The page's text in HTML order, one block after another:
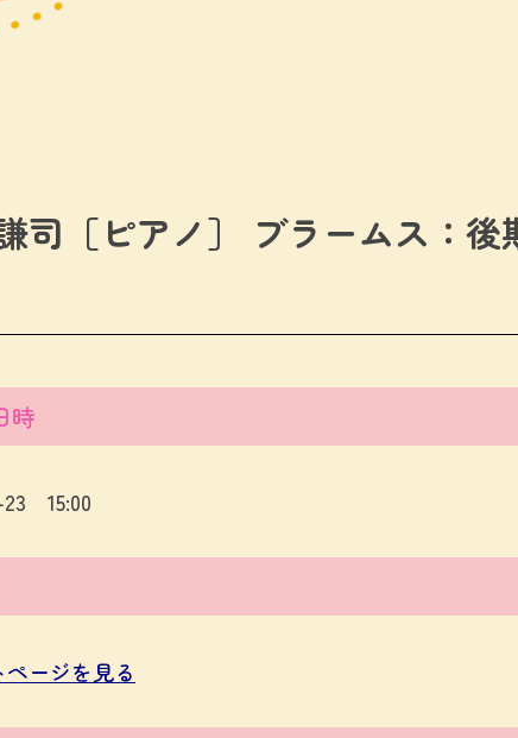
司［ピアノ］ ブラームス：後
時
23 15:00
ページを見る